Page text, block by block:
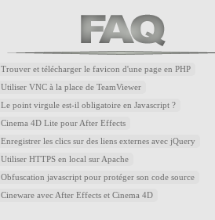
Trouver et télécharger le favicon d'une page en PHP
Utiliser VNC à la place de TeamViewer
Le point virgule est-il obligatoire en Javascript ?
Cinema 4D Lite pour After Effects
Enregistrer les clics sur des liens externes avec jQuery
Utiliser HTTPS en local sur Apache
Obfuscation javascript pour protéger son code source
Cineware avec After Effects et Cinema 4D